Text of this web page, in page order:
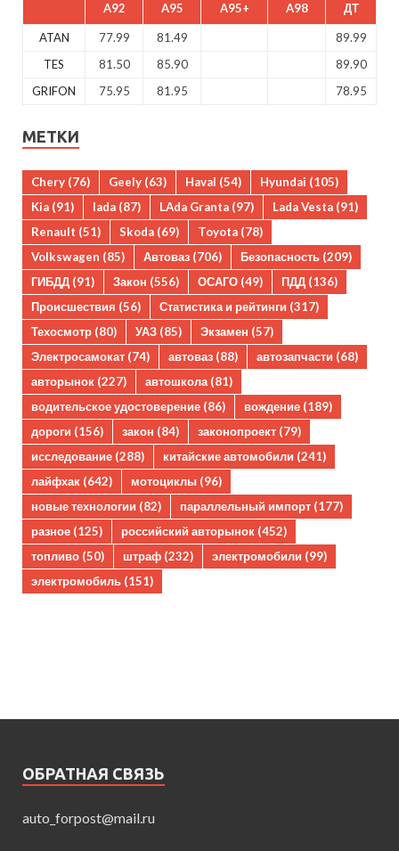
A92 A95 A95+ A98 ДТ
ATAN 77.99 81.49
89.99
TES
81.50 85.90
89.90
GRIFON
75.95 81.95 78.95
МЕТКИ
Chery (76) Geely (63) Haval (54) Hyundai (105)
Kia (91) lada (87) LAda Granta (97) Lada Vesta (91)
Renault (51) Skoda (69) Toyota (78)
Volkswagen (85) Автоваз (706) Безопасность (209)
ГИБДД (91) Закон (556) ОСАГО (49) ПДД (136)
Происшествия (56) Статистика и рейтинги (317)
Техосмотр (80) УАЗ (85) Экзамен (57)
Электросамокат (74) автоваз (88) автозапчасти (68)
авторынок (227) автошкола(81)
водительское удостоверение (86) вождение (189)
дороги (156) закон (84) законопроект (79)
исследование (288) китайские автомобили (241)
лайфхак (642) мотоциклы (96)
новые технологии (82) параллельный импорт (177)
разное (125) российский авторынок (452)
топливо (50) штраф (232) электромобили (99)
электромобиль (151)
ОБРАТНАЯ СВЯЗЬ
auto_forpost@mail.ru